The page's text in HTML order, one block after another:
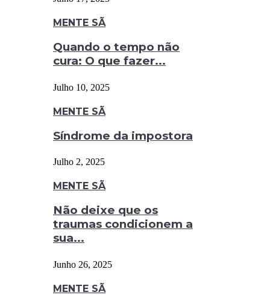
MENTE SÃ
Quando o tempo não
cura: O que fazer...
Julho 10, 2025
MENTE SÃ
Síndrome da impostora
Julho 2, 2025
MENTE SÃ
Não deixe que os
traumas condicionem a
sua...
Junho 26, 2025
MENTE SÃ